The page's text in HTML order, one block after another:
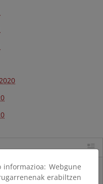
riesgos inundación
Webgune
erabiltzen